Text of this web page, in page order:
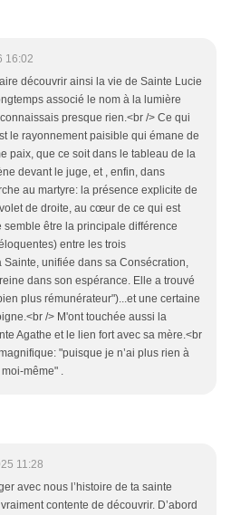
16:02
découvrir ainsi la vie de Sainte Lucie
associé le nom à la lumière
presque rien.<br /> Ce qui
le rayonnement paisible qui émane de
paix, que ce soit dans le tableau de la
devant le juge, et , enfin, dans
au martyre: la présence explicite de
de droite, au cœur de ce qui est
semble être la principale différence
entre les trois
Sainte, unifiée dans sa Consécration,
dans son espérance. Elle a trouvé
plus rémunérateur")...et une certaine
/> M'ont touchée aussi la
Agathe et le lien fort avec sa mère.<br
"puisque je n’ai plus rien à
même" .
11:28
avec nous l’histoire de ta sainte
contente de découvrir. D’abord